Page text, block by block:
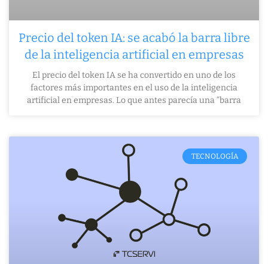
Precio del token IA: se acabó la barra libre
de la inteligencia artificial en empresas
El precio del token IA se ha convertido en uno de los
factores más importantes en el uso de la inteligencia
artificial en empresas. Lo que antes parecía una “barra
TECNOLOGÍA